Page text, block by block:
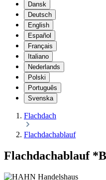
Dansk
Deutsch
English
Español
Français
Italiano
Nederlands
Polski
Português
Svenska
Flachdach
Flachdachablauf
Flachdachablauf